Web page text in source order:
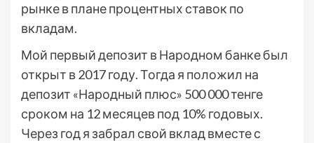
рынке в плане процентных ставок по
вкладам.
Мой первый депозит в Народном банке был
открыт в 2017 году. Тогда я положил на
депозит «Народный плюс» 500 000 тенге
сроком на 12 месяцев под 10% годовых.
Через год я забрал свой вклад вместе с